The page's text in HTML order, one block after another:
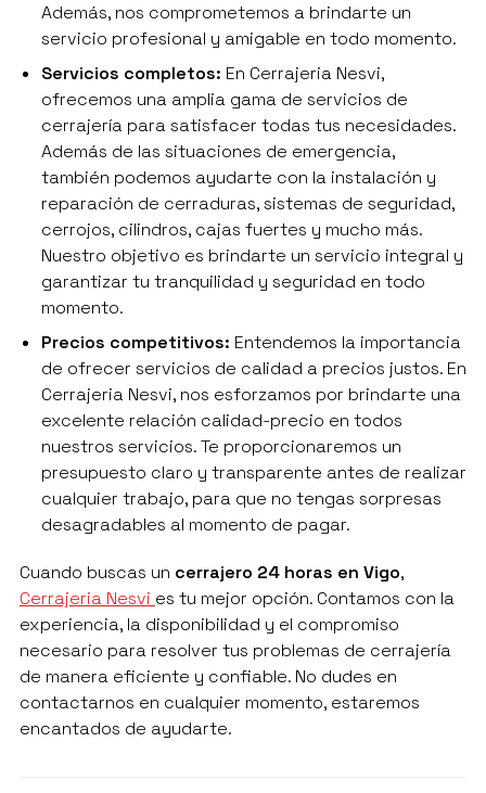
Además, nos comprometemos a brindarte un
servicio profesional y amigable en todo momento.
Servicios completos: En Cerrajeria Nesvi,
ofrecemos una amplia gama de servicios de
cerrajería para satisfacer todas tus necesidades.
Además de las situaciones de emergencia,
también podemos ayudarte con la instalación y
reparación de cerraduras, sistemas de seguridad,
cerrojos, cilindros, cajas fuertes y mucho más.
Nuestro objetivo es brindarte un servicio integral y
garantizar tu tranquilidad y seguridad en todo
momento.
Precios competitivos: Entendemos la importancia
de ofrecer servicios de calidad a precios justos. En
Cerrajeria Nesvi, nos esforzamos por brindarte una
excelente relación calidad-precio en todos
nuestros servicios. Te proporcionaremos un
presupuesto claro y transparente antes de realizar
cualquier trabajo, para que no tengas sorpresas
desagradables al momento de pagar.
Cuando buscas un cerrajero 24 horas en Vigo,
Cerrajeria Nesvi es tu mejor opción. Contamos con la
experiencia, la disponibilidad y el compromiso
necesario para resolver tus problemas de cerrajería
de manera eficiente y confiable. No dudes en
contactarnos en cualquier momento, estaremos
encantados de ayudarte.